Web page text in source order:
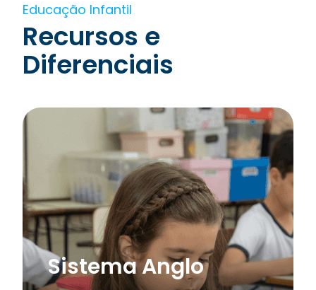
Educação Infantil
Recursos e
Diferenciais
Sistema Anglo